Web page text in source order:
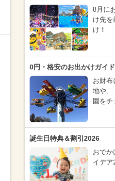
8月に
け先を
け！
0円・格安のお出かけガイド
お財布
地や、
園をチ
誕生日特典＆割引2026
おでか
イデア